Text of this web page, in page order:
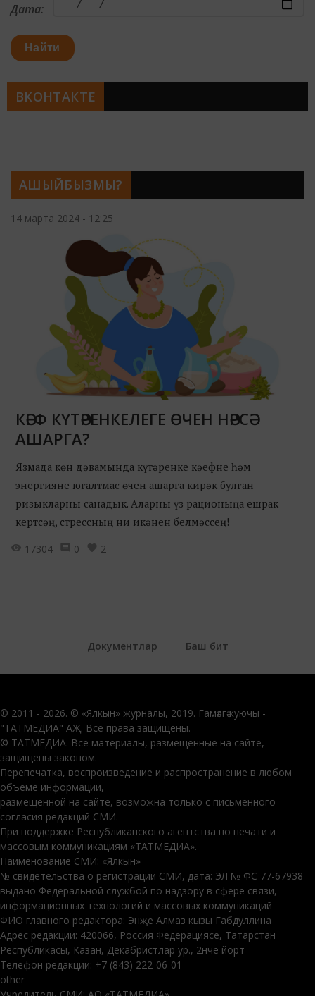
АШЫЙБЫЗМЫ?
14 марта 2024 - 12:25
КӘЕФ КҮТӘРЕНКЕЛЕГЕ ӨЧЕН НӘРСӘ
АШАРГА?
Язмада көн дәвамында күтәренке кәефне һәм
энергияне югалтмас өчен ашарга кирәк булган
ризыкларны санадык. Аларны үз рационыңа ешрак
кертсәң, стрессның ни икәнен белмәссең!
17304
0 2
Дата:
Найти
ВКОНТАКТЕ
Документлар Баш бит
© 2011 - 2026. © «Ялкын» журналы, 2019. Гамәлгә куючы -
"ТАТМЕДИА" АҖ. Все права защищены.
© ТАТМЕДИА. Все материалы, размещенные на сайте,
защищены законом.
Перепечатка, воспроизведение и распространение в любом
объеме информации,
размещенной на сайте, возможна только с письменного
согласия редакций СМИ.
При поддержке Республиканского агентства по печати и
массовым коммуникациям «ТАТМЕДИА».
Наименование СМИ: «Ялкын»
№ свидетельства о регистрации СМИ, дата: ЭЛ № ФС 77-67938
выдано Федеральной службой по надзору в сфере связи,
информационных технологий и массовых коммуникаций
ФИО главного редактора: Энҗе Алмаз кызы Габдуллина
Адрес редакции: 420066, Россия Федерациясе, Татарстан
Республикасы, Казан, Декабристлар ур., 2нче йорт
Телефон редакции: +7 (843) 222-06-01
other